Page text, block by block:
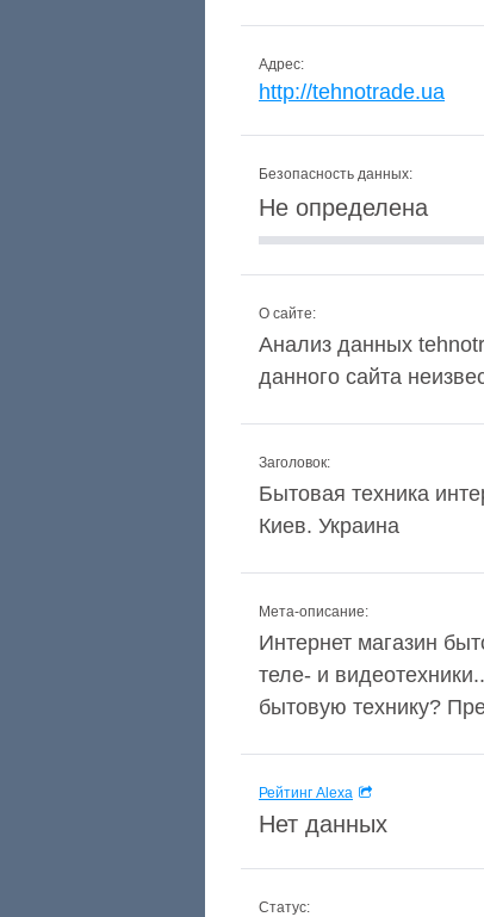
Адрес:
http://tehnotrade.ua
Безопасность данных:
Не определена
О сайте:
Анализ данных
данного сайта
Заголовок:
Бытовая техника
Киев. Украина
Мета-описание:
Интернет магазин
теле- и
бытовую технику?
Рейтинг Alexa
Нет данных
Статус: